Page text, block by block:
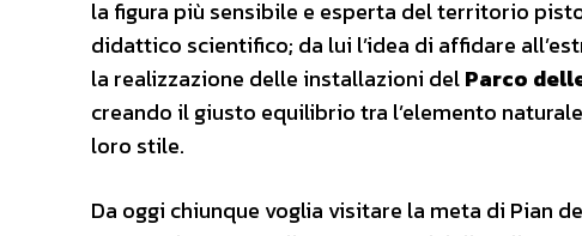
la figura più sensibile e esperta del territorio
didattico scientifico; da lui l’idea di affidare
la realizzazione delle installazioni delParco
creando il giusto equilibrio tra l’elemento
loro stile.
Da oggi chiunque voglia visitare la meta di Pian